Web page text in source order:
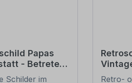
Papas
- Betreten
Schilder im
Retro-